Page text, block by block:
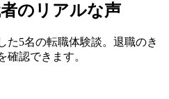
のリアルな声
た5名の転職体験談。退職のき
確認できます。